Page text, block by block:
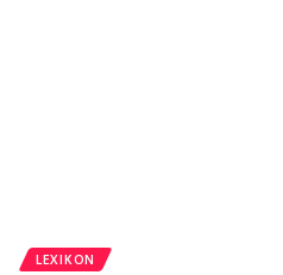
LEXIKON